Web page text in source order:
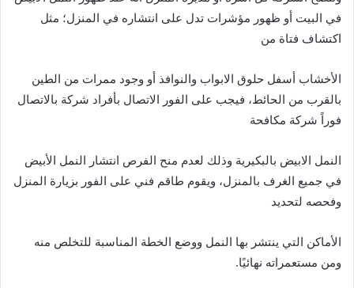
في البيت أو ظهور مؤشرات تدل على انتشاره في المنزل؛ مثل
اكتشاف فتاة من
الأخشاب أسفل حلوق الابواب والنوافذ أو وجود ممرات من الطين
بالقرب من الحائط، فيجب على الفور الاتصال بأفراد شركة بالاتصال
فوراً شركة مكافحة
النمل الابيض بالبكيرية وذلك لعدم منح الفرص انتشار النمل الأبيض
في جميع الغرف بالمنزل، ويقوم طاقم فني على الفور بزيارة المنزل
وفحصه لتحديد
الأماكن التي ينتشر بها النمل ووضع الخطة المناسبة للتخلص منه
ومن مستعمراته نهائيًا.